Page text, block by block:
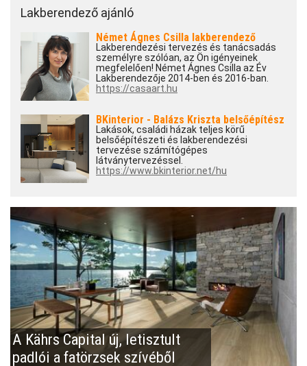
Lakberendező ajánló
Német Ágnes Csilla lakberendező
Lakberendezési tervezés és tanácsadás
személyre szólóan, az Ön igényeinek
megfelelően! Német Ágnes Csilla az Év
Lakberendezője 2014-ben és 2016-ban.
https://casaart.hu
BKinterior - Balázs Kriszta belsőépítész
Lakások, családi házak teljes körű
belsőépítészeti és lakberendezési
tervezése számítógépes
látványtervezéssel.
https://www.bkinterior.net/hu
A Kährs Capital új, letisztult
padlói a fatörzsek szívéből